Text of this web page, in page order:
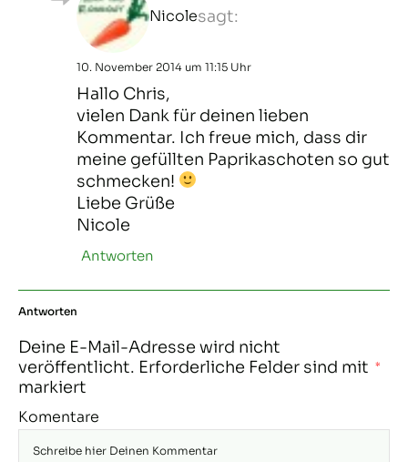
Nicolesagt:
10. November 2014 um 11:15 Uhr
Hallo Chris,
vielen Dank für deinen lieben
Kommentar. Ich freue mich, dass dir
meine gefüllten Paprikaschoten so gut
schmecken!
Liebe Grüße
Nicole
Antworten
Antworten
Deine E-Mail-Adresse wird nicht
veröffentlicht. Erforderliche Felder sind mit *
markiert
Komentare